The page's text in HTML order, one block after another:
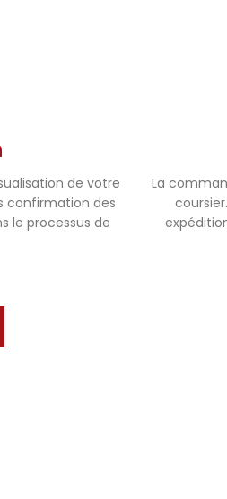
de votre
confirmation des
le processus de
La